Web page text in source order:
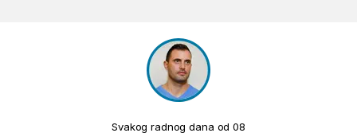
Svakog radnog dana od 08